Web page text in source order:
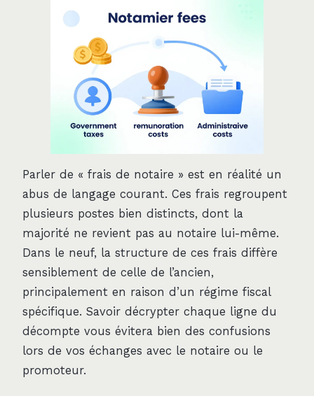
Parler de « frais de notaire » est en réalité un
abus de langage courant. Ces frais regroupent
plusieurs postes bien distincts, dont la
majorité ne revient pas au notaire lui-même.
Dans le neuf, la structure de ces frais diffère
sensiblement de celle de l’ancien,
principalement en raison d’un régime fiscal
spécifique. Savoir décrypter chaque ligne du
décompte vous évitera bien des confusions
lors de vos échanges avec le notaire ou le
promoteur.